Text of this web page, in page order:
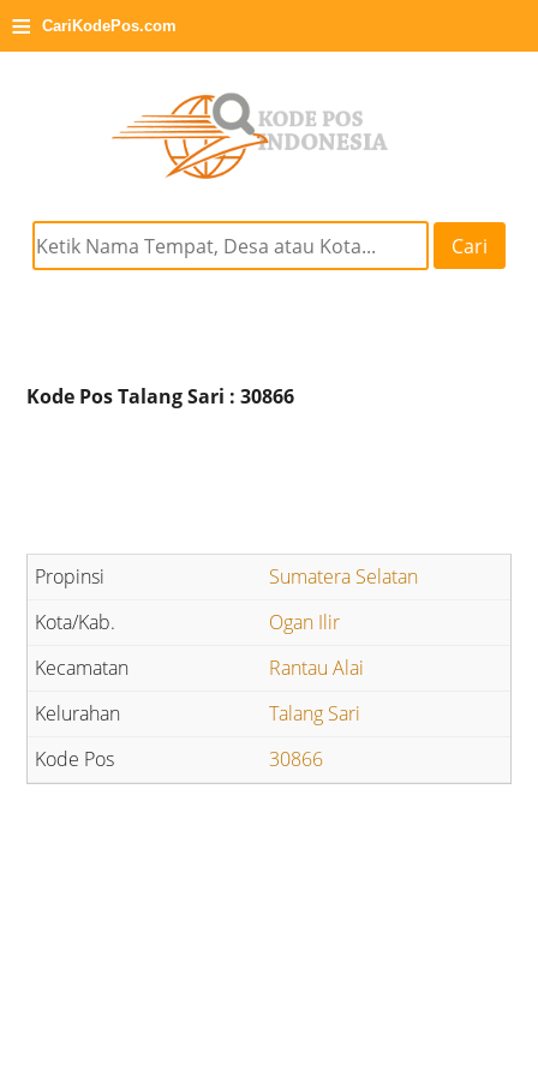
≡ CariKodePos.com
Cari
Kode Pos Talang Sari : 30866
Sumatera Selatan
Ogan Ilir
Rantau Alai
Talang Sari
30866